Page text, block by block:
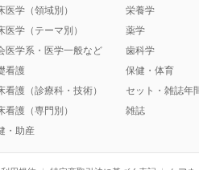
医学（領域別）
医学（テーマ別）
医学系・医学一般など
看護
看護（診療科・技術）
看護（専門別）
・助産
栄養学
薬学
歯科学
保健・体育
セット・雑誌年
雑誌